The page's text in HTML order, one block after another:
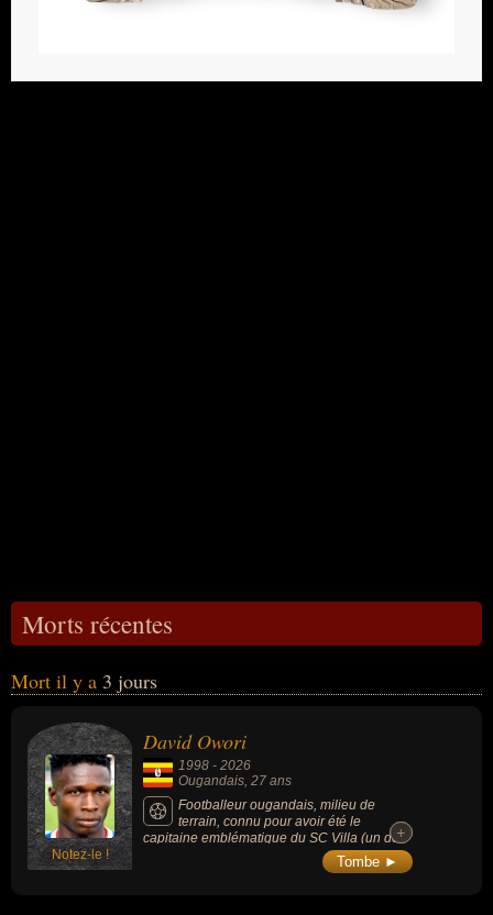
Morts récentes
Mort il y a 3 jours
Notez-le !
David Owori
1998 - 2026
Ougandais, 27 ans
Footballeur ougandais, milieu de
terrain, connu pour avoir été le
capitaine emblématique du SC Villa (un des
clubs de football les plus titrés d'Ouganda), a
mené son équipe au titre de champion de la
+
+
Tombe ►